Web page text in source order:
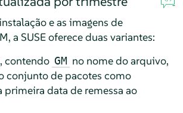
e as imagens de
a SUSE oferece duas variantes:
contendo GM no nome do arquivo,
conjunto de pacotes como
primeira data de remessa ao